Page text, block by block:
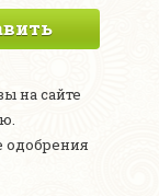
на сайте
одобрения